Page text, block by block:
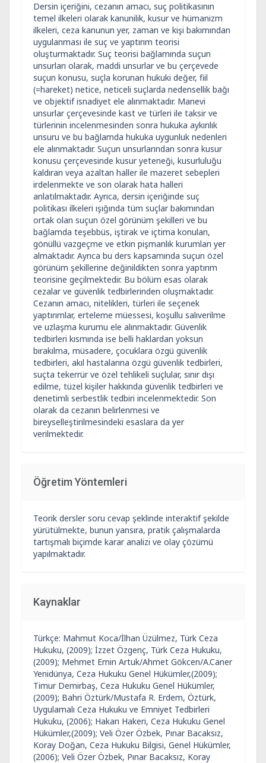
Dersin içeriğini, cezanın amacı, suç politikasının
temel ilkeleri olarak kanunilik, kusur ve hümanizm
ilkeleri, ceza kanunun yer, zaman ve kişi bakımından
uygulanması ile suç ve yaptırım teorisi
oluşturmaktadır. Suç teorisi bağlamında suçun
unsurları olarak, maddi unsurlar ve bu çerçevede
suçun konusu, suçla korunan hukuki değer, fiil
(=hareket) netice, neticeli suçlarda nedensellik bağı
ve objektif isnadiyet ele alınmaktadır. Manevi
unsurlar çerçevesinde kast ve türleri ile taksir ve
türlerinin incelenmesinden sonra hukuka aykırılık
unsuru ve bu bağlamda hukuka uygunluk nedenleri
ele alınmaktadır. Suçun unsurlarından sonra kusur
konusu çerçevesinde kusur yeteneği, kusurluluğu
kaldıran veya azaltan haller ile mazeret sebepleri
irdelenmekte ve son olarak hata halleri
anlatılmaktadır. Ayrıca, dersin içeriğinde suç
politikası ilkeleri ışığında tüm suçlar bakımından
ortak olan suçun özel görünüm şekilleri ve bu
bağlamda teşebbüs, iştirak ve içtima konuları,
gönüllü vazgeçme ve etkin pişmanlık kurumları yer
almaktadır. Ayrıca bu ders kapsamında suçun özel
görünüm şekillerine değinildikten sonra yaptırım
teorisine geçilmektedir. Bu bölüm esas olarak
cezalar ve güvenlik tedbirlerinden oluşmaktadır.
Cezanın amacı, nitelikleri, türleri ile seçenek
yaptırımlar, erteleme müessesi, koşullu salıverilme
ve uzlaşma kurumu ele alınmaktadır. Güvenlik
tedbirleri kısmında ise belli haklardan yoksun
bırakılma, müsadere, çocuklara özgü güvenlik
tedbirleri, akıl hastalarına özgü güvenlik tedbirleri,
suçta tekerrür ve özel tehlikeli suçlular, sınır dışı
edilme, tüzel kişiler hakkında güvenlik tedbirleri ve
denetimli serbestlik tedbiri incelenmektedir. Son
olarak da cezanın belirlenmesi ve
bireyselleştirilmesindeki esaslara da yer
verilmektedir.
Öğretim Yöntemleri
Teorik dersler soru cevap şeklinde interaktif şekilde
yürütülmekte, bunun yansıra, pratik çalışmalarda
tartışmalı biçimde karar analizi ve olay çözümü
yapılmaktadır.
Kaynaklar
Türkçe: Mahmut Koca/İlhan Üzülmez, Türk Ceza
Hukuku, (2009); İzzet Özgenç, Türk Ceza Hukuku,
(2009); Mehmet Emin Artuk/Ahmet Gökcen/A.Caner
Yenidünya, Ceza Hukuku Genel Hükümler,(2009);
Timur Demirbaş, Ceza Hukuku Genel Hükümler,
(2009); Bahri Öztürk/Mustafa R. Erdem, Öztürk,
Uygulamalı Ceza Hukuku ve Emniyet Tedbirleri
Hukuku, (2006); Hakan Hakeri, Ceza Hukuku Genel
Hükümler,(2009); Veli Özer Özbek, Pınar Bacaksız,
Koray Doğan, Ceza Hukuku Bilgisi, Genel Hükümler,
(2006); Veli Özer Özbek, Pınar Bacaksız, Koray